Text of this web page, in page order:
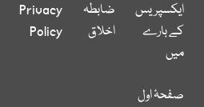
ایکسپریس
کے بارے
میں
ضابطہ
اخلاق
Privacy
Policy
صفحۂ اول